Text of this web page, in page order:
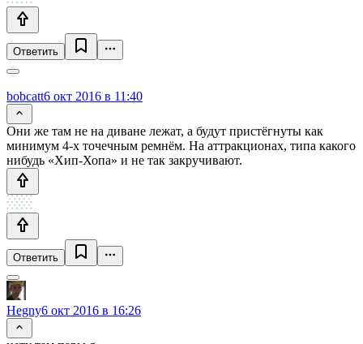
Ответить
bobcatt6 окт 2016 в 11:40
Они же там не на диване лежат, а будут пристёгнуты как
минимум 4-х точечным ремнём. На аттракционах, типа какого
нибудь «Хип-Хопа» и не так закручивают.
Ответить
Hegny6 окт 2016 в 16:26